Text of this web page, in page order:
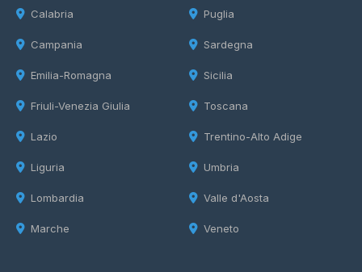
Calabria
Campania
Emilia-Romagna
Friuli-Venezia Giulia
Lazio
Liguria
Lombardia
Marche
Puglia
Sardegna
Sicilia
Toscana
Trentino-Alto Adige
Umbria
Valle d'Aosta
Veneto